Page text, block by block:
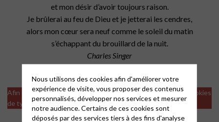
et mon désir d’avoir toujours raison.
Je brûlerai au feu de Dieu et je jetterai les cendres,
alors mon cœur sera neuf comme le soleil du matin
s’échappant du brouillard de la nuit.
Charles Singer
Afin de visualiser les vidéos il est nécessaire d'accepter les cookies
de type analytics
Nous utilisons des cookies afin d'améliorer votre
expérience de visite, vous proposer des contenus
personnalisés, développer nos services et mesurer
notre audience. Certains de ces cookies sont
déposés par des services tiers à des fins d'analyse